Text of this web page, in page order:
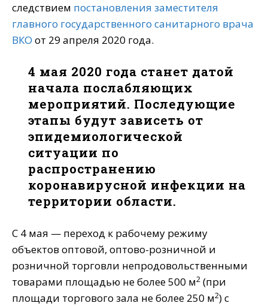
следствием постановления заместителя
главного государственного санитарного врача
ВКО от 29 апреля 2020 года.
4 мая 2020 года станет датой
начала послабляющих
мероприятий. Последующие
этапы будут зависеть от
эпидемиологической
ситуации по
распространению
коронавирусной инфекции на
территории области.
С 4 мая — переход к рабочему режиму
объектов оптовой, оптово-розничной и
розничной торговли непродовольственными
товарами площадью не более 500 м2 (при
площади торгового зала не более 250 м2) с